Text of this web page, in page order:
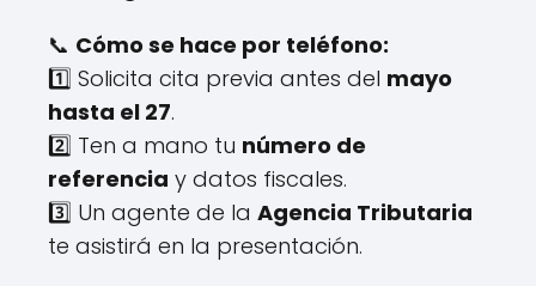
📞 Cómo se hace por teléfono:
1️⃣ Solicita cita previa antes del mayo
hasta el 27.
2️⃣ Ten a mano tu número de
referencia y datos fiscales.
3️⃣ Un agente de la Agencia Tributaria
te asistirá en la presentación.